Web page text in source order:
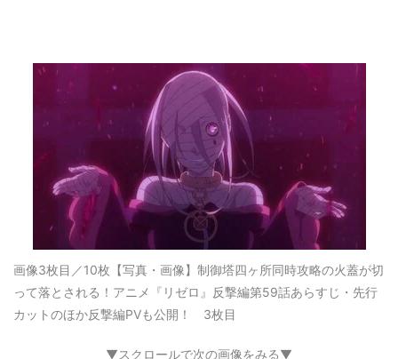
画像3枚目／10枚 【写真・画像】制御塔四ヶ所同時攻略の火蓋が切
って落とされる！アニメ『リゼロ』反撃編第59話あらすじ・先行
カットのほか反撃編PVも公開！ 3枚目
▼スクロールで次の画像をみる▼